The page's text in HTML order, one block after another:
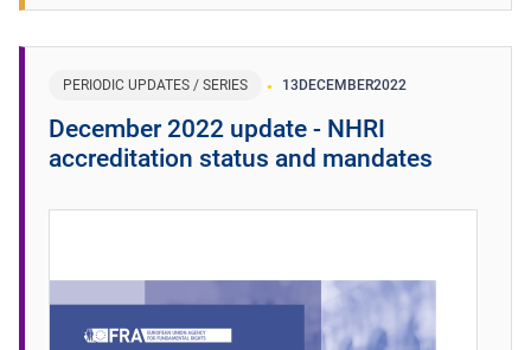
PERIODIC UPDATES / SERIES 13 DECEMBER2022
December 2022 update - NHRI
accreditation status and mandates